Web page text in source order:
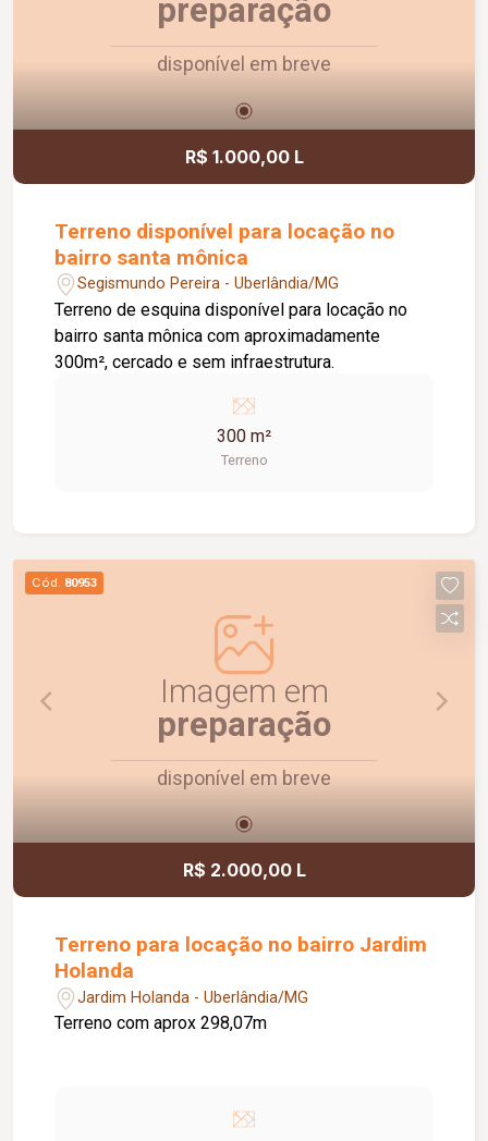
preparação
disponível em breve
R$ 1.000,00 L
Terreno disponível para locação no
bairro santa mônica
Segismundo Pereira - Uberlândia/MG
Terreno de esquina disponível para locação no
bairro santa mônica com aproximadamente
300m², cercado e sem infraestrutura.
300 m²
Terreno
Cód. 80953
Imagem em
preparação
disponível em breve
R$ 2.000,00 L
Terreno para locação no bairro Jardim
Holanda
Jardim Holanda - Uberlândia/MG
Terreno com aprox 298,07m